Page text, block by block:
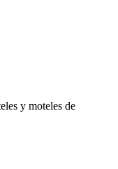
y moteles de